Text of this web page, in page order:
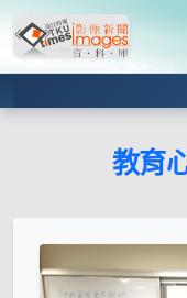
教育